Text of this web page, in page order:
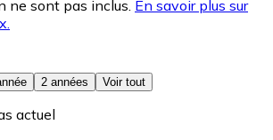
ne sont pas inclus. En savoir plus sur
2 années Voir tout
actuel